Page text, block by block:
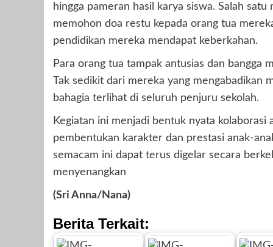
hingga pameran hasil karya siswa. Salah
memohon doa restu kepada orang tua
pendidikan mereka mendapat keberkahan.
Para orang tua tampak antusias dan bangga
Tak sedikit dari mereka yang mengabadikan
bahagia terlihat di seluruh penjuru sekolah.
Kegiatan ini menjadi bentuk nyata
pembentukan karakter dan prestasi anak-
semacam ini dapat terus digelar secara
menyenangkan
(Sri Anna/Nana)
Berita Terkait: